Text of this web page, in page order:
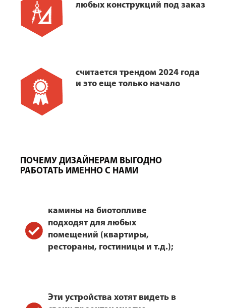
любых конструкций под заказ
считается трендом 2024 года
и это еще только начало
ПОЧЕМУ ДИЗАЙНЕРАМ ВЫГОДНО
РАБОТАТЬ ИМЕННО С НАМИ
камины на биотопливе
подходят для любых
помещений (квартиры,
рестораны, гостиницы и т.д.);
Эти устройства хотят видеть в